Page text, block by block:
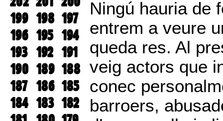
199 198 197
196 195 194
193 192 191
190 189 188
187 186 185
184 183 182
Ningú hauria de
entrem a veure
queda res. Al
veig actors que
conec
barroers,